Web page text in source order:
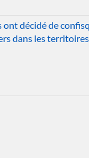
ont décidé de
dans les